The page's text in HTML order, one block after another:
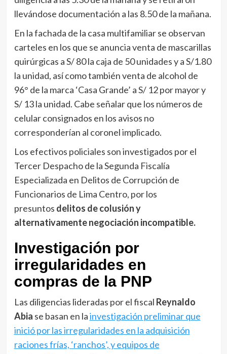
llevándose documentación a las 8.50 de la mañana.
En la fachada de la casa multifamiliar se observan
carteles en los que se anuncia venta de mascarillas
quirúrgicas a S/ 80 la caja de 50 unidades y a S/1.80
la unidad, así como también venta de alcohol de
96° de la marca ‘Casa Grande’ a S/ 12 por mayor y
S/ 13 la unidad. Cabe señalar que los números de
celular consignados en los avisos no
corresponderían al coronel implicado.
Los efectivos policiales son investigados por el
Tercer Despacho de la Segunda Fiscalía
Especializada en Delitos de Corrupción de
Funcionarios de Lima Centro, por los
presuntos delitos de colusión y
alternativamente negociación incompatible.
Investigación por
irregularidades en
compras de la PNP
Las diligencias lideradas por el fiscal Reynaldo
Abia se basan en lainvestigación preliminar que
inició por las irregularidades en la adquisición
raciones frías, ‘ranchos’, y equipos de